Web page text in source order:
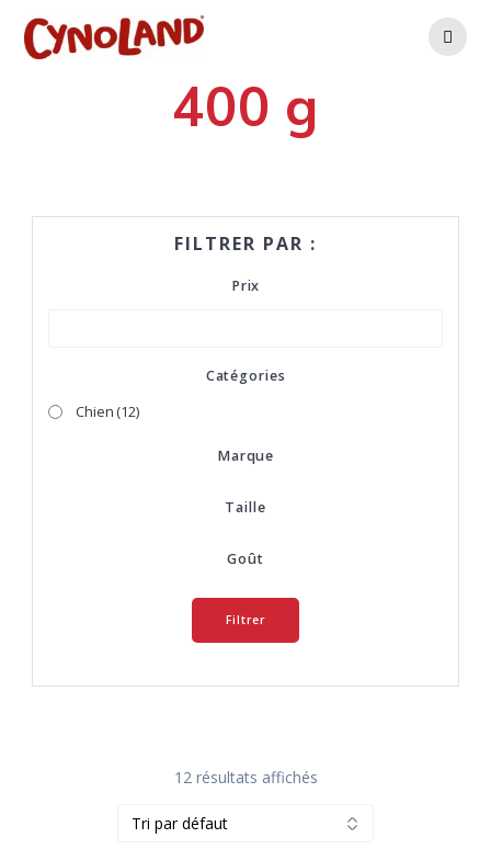
400 g
FILTRER PAR :
Prix
Catégories
Chien(12)
Marque
Taille
Goût
Filtrer
12 résultats affichés